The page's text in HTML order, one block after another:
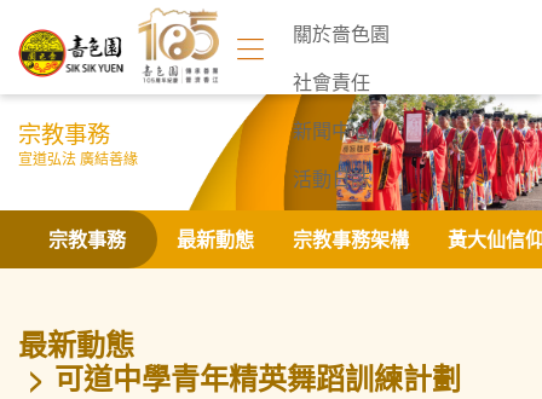
關於嗇色園
社會責任
新聞中心
活動日誌
聯絡我們
宗教事務
宣道弘法 廣結善緣
宗教事務 最新動態 宗教事務架構 黃大仙信
最新動態
可道中學青年精英舞蹈訓練計劃